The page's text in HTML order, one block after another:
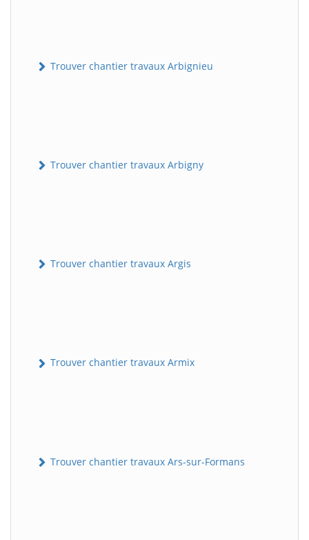
Trouver chantier travaux Arbignieu
Trouver chantier travaux Arbigny
Trouver chantier travaux Argis
Trouver chantier travaux Armix
Trouver chantier travaux Ars-sur-Formans